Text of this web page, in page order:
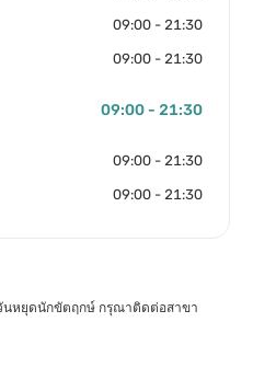
09:00 - 21:30
09:00 - 21:30
09:00 - 21:30
09:00 - 21:30
09:00 - 21:30
นหยุดนักขัตฤกษ์ กรุณาติดต่อสาขา